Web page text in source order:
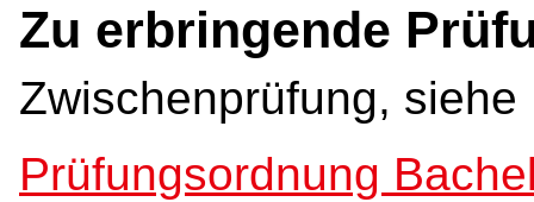
Zu erbringende
Zwischenprüfung, siehe
Prüfungsordnung